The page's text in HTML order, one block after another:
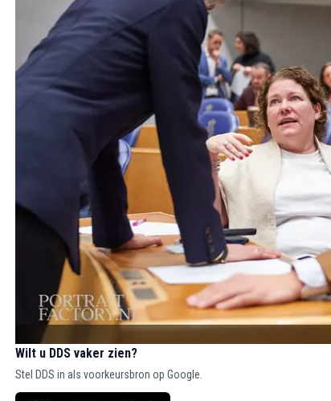
Wilt u DDS vaker zien?
Stel DDS in als voorkeursbron op Google.